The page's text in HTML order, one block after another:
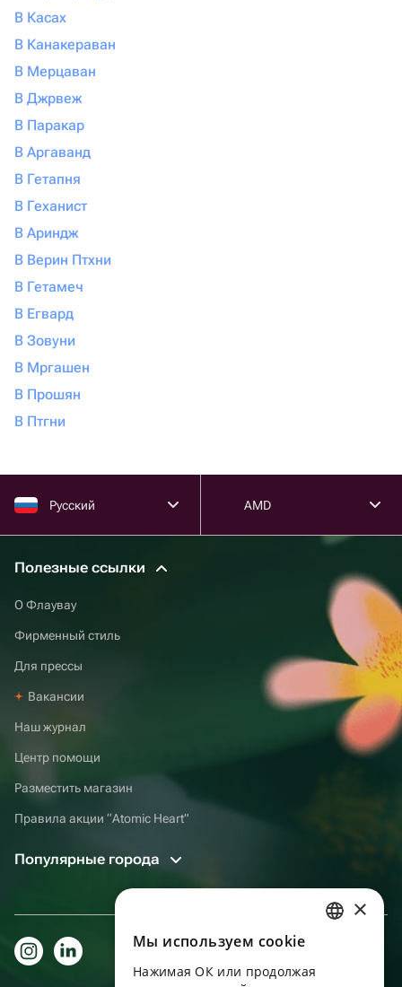
В Касах
В Канакераван
В Мерцаван
В Джрвеж
В Паракар
В Аргаванд
В Гетапня
В Геханист
В Ариндж
В Верин Птхни
В Гетамеч
В Егвард
В Зовуни
В Мргашен
В Прошян
В Птгни
Русский AMD
Полезные ссылки
О Флаувау
Фирменный стиль
Для прессы
Вакансии
Наш журнал
Центр помощи
Разместить магазин
Правила акции “Atomic Heart”
Популярные города
ENGLISH
×
Мы используем сookie
Нажимая ОК или продолжая